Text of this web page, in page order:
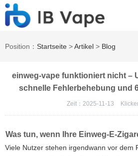
Position： Startseite >Artikel > Blog
einweg-vape funktioniert nicht –
schnelle Fehlerbehebung und
Zeit：2025-11-13
Was tun, wenn Ihre Einweg-E-
Viele Nutzer stehen irgendwann vor dem